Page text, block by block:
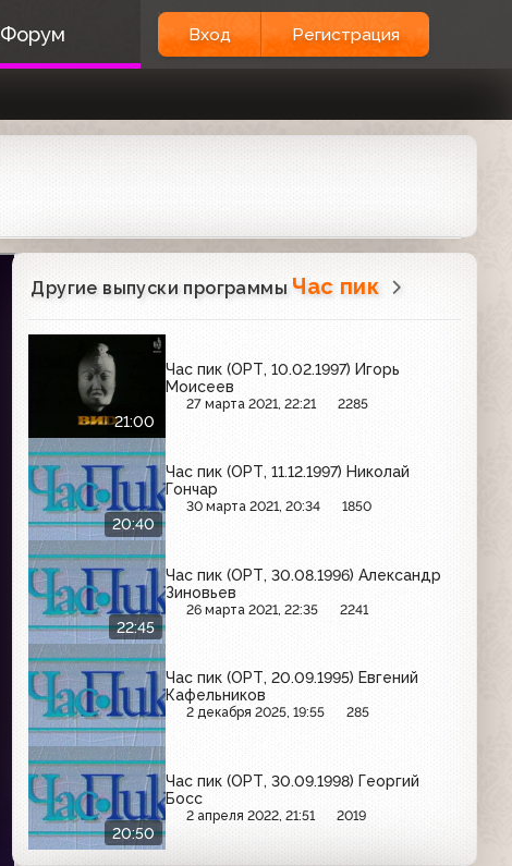
Форум Вход Регистрация
Другие выпуски программы Час пик
21:00
Час пик (ОРТ, 10.02.1997) Игорь
Моисеев
27 марта 2021, 22:21 2285
20:40
Час пик (ОРТ, 11.12.1997) Николай
Гончар
30 марта 2021, 20:34 1850
22:45
Час пик (ОРТ, 30.08.1996) Александр
Зиновьев
26 марта 2021, 22:35 2241
Час пик (ОРТ, 20.09.1995) Евгений
Кафельников
2 декабря 2025, 19:55 285
20:50
Час пик (ОРТ, 30.09.1998) Георгий
Босс
2 апреля 2022, 21:51 2019